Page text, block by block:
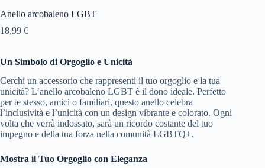
Anello arcobaleno LGBT
18,99 €
Un Simbolo di Orgoglio e Unicità
Cerchi un accessorio che rappresenti il tuo orgoglio e la tua
unicità? L’anello arcobaleno LGBT è il dono ideale. Perfetto
per te stesso, amici o familiari, questo anello celebra
l’inclusività e l’unicità con un design vibrante e colorato. Ogni
volta che verrà indossato, sarà un ricordo costante del tuo
impegno e della tua forza nella comunità LGBTQ+.
Mostra il Tuo Orgoglio con Eleganza